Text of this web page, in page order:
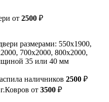
от 2500 ₽
размерами: 550х1900,
700х2000, 800х2000,
35 или 40 мм
наличников 2500 ₽
от 3500 ₽